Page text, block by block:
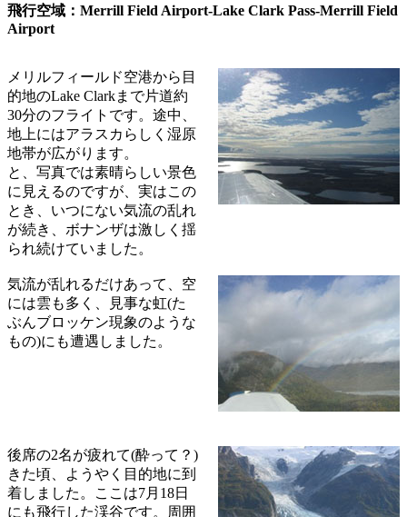
飛行空域：Merrill Field Airport-Lake Clark Pass-Merrill Field
Airport
メリルフィールド空港から目
的地のLake Clarkまで片道約
30分のフライトです。途中、
地上にはアラスカらしく湿原
地帯が広がります。
と、写真では素晴らしい景色
に見えるのですが、実はこの
とき、いつにない気流の乱れ
が続き、ボナンザは激しく揺
られ続けていました。
気流が乱れるだけあって、空
には雲も多く、見事な虹(た
ぶんブロッケン現象のような
もの)にも遭遇しました。
後席の2名が疲れて(酔って？)
きた頃、ようやく目的地に到
着しました。ここは7月18日
にも飛行した渓谷です。周囲